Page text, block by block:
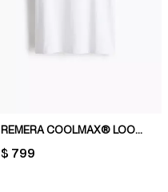
REMERA COOLMAX® LOOSE FIT
PRICE:
$ 799